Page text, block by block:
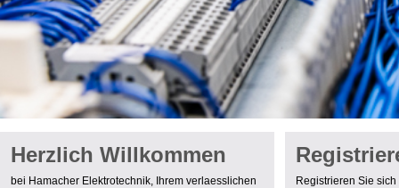
Herzlich Willkommen
bei Hamacher Elektrotechnik, Ihrem verlaesslichen
Registrieren Sie